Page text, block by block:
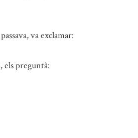
va exclamar:
els preguntà: